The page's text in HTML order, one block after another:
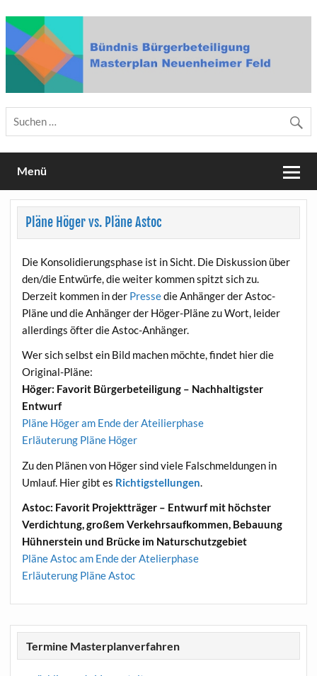
to
content
Bündnis Bürgerbeteiligung
Masterplan Neuenheimer Feld
Menü
Pläne Höger vs. Pläne Astoc
Die Konsolidierungsphase ist in Sicht. Die Diskussion über
den/die Entwürfe, die weiter kommen spitzt sich zu.
Derzeit kommen in der Pressedie Anhänger der Astoc-
Pläne und die Anhänger der Höger-Pläne zu Wort, leider
allerdings öfter die Astoc-Anhänger.
Wer sich selbst ein Bild machen möchte, findet hier die
Original-Pläne:
Höger: Favorit Bürgerbeteiligung – Nachhaltigster
Entwurf
Pläne Höger am Ende der Ateilierphase
Erläuterung Pläne Höger
Zu den Plänen von Höger sind viele Falschmeldungen in
Umlauf. Hier gibt es Richtigstellungen.
Astoc: Favorit Projektträger – Entwurf mit höchster
Verdichtung, großem Verkehrsaufkommen, Bebauung
Hühnerstein und Brücke im Naturschutzgebiet
Pläne Astoc am Ende der Atelierphase
Erläuterung Pläne Astoc
Termine Masterplanverfahren